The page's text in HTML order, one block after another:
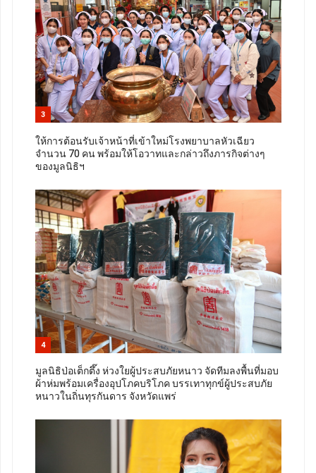
3
ให้การต้อนรับเจ้าหน้าที่เข้าใหม่โรงพยาบาลหัวเฉียว
จำนวน 70 คน พร้อมให้โอวาทและกล่าวถึงภารกิจต่างๆ
ของมูลนิธิฯ
4
มูลนิธิป่อเต็กตึ๊ง ห่วงใยผู้ประสบภัยหนาว จัดทีมลงพื้นที่มอบ
ผ้าห่มพร้อมเครื่องอุปโภคบริโภค บรรเทาทุกข์ผู้ประสบภัย
หนาวในถิ่นทุรกันดาร จังหวัดแพร่